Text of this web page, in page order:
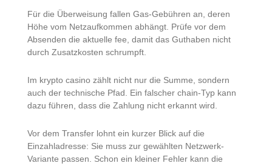
Für die Überweisung fallen Gas-Gebühren an, deren
Höhe vom Netzaufkommen abhängt. Prüfe vor dem
Absenden die aktuelle fee, damit das Guthaben nicht
durch Zusatzkosten schrumpft.
Im krypto casino zählt nicht nur die Summe, sondern
auch der technische Pfad. Ein falscher chain-Typ kann
dazu führen, dass die Zahlung nicht erkannt wird.
Vor dem Transfer lohnt ein kurzer Blick auf die
Einzahladresse: Sie muss zur gewählten Netzwerk-
Variante passen. Schon ein kleiner Fehler kann die